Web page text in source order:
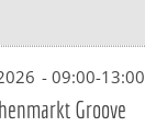
-09:00-13:00
Groove